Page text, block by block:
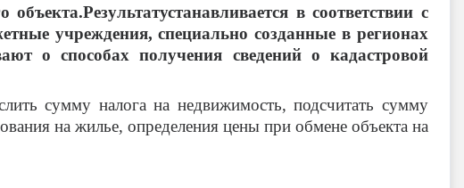
в соответствии с
учреждения, специально созданные в регионах
о способах получения сведений о кадастровой
сумму налога на недвижимость, подсчитать сумму
на жилье, определения цены при обмене объекта на